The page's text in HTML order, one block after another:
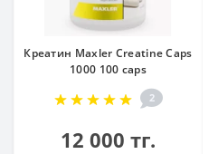
Креатин Maxler Creatine Caps
1000 100 caps
2
12 000 тг.